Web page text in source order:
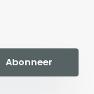
Abonneer